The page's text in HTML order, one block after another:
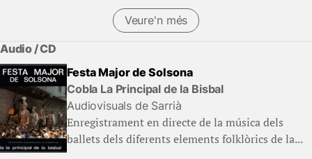
Veure'n més
(Llibres)
Audio / CD
Festa Major de Solsona
Cobla La Principal de la Bisbal
Audiovisuals de Sarrià
Enregistrament en directe de la música dels
ballets dels diferents elements folklòrics de la...